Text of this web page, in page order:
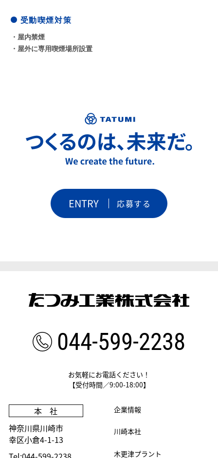
受動喫煙対策
・屋内禁煙
・屋外に専用喫煙場所設置
ENTRY 応募する
044-599-2238
お気軽にお電話ください！
【受付時間／9:00-18:00】
企業情報
川崎本社
木更津プラント
本 社
神奈川県川崎市
幸区小倉4-1-13